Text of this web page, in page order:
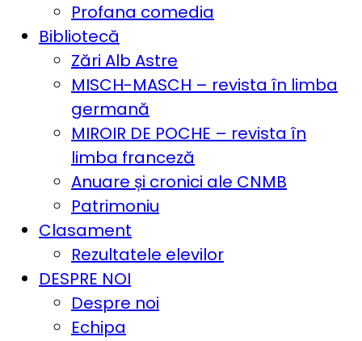
Profana comedia
Bibliotecă
Zări Alb Astre
MISCH-MASCH – revista în limba
germană
MIROIR DE POCHE – revista în
limba franceză
Anuare și cronici ale CNMB
Patrimoniu
Clasament
Rezultatele elevilor
DESPRE NOI
Despre noi
Echipa